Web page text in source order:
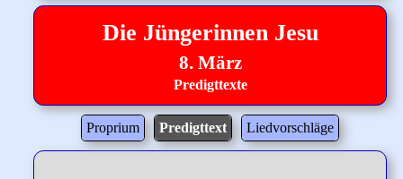
Die Jüngerinnen Jesu
8. März
Predigttexte
Proprium Predigttext Liedvorschläge